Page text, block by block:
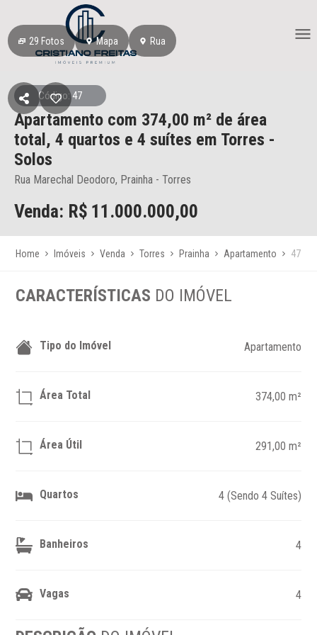
29 Fotos Mapa Rua
Código: 47
Apartamento com 374,00 m² de área
total, 4 quartos e 4 suítes em Torres -
Solos
Rua Marechal Deodoro, Prainha - Torres
Venda: R$ 11.000.000,00
Home Imóveis Venda Torres Prainha Apartamento 47
CARACTERÍSTICAS DO IMÓVEL
Tipo do Imóvel Apartamento
Área Total 374,00 m²
Área Útil 291,00 m²
Quartos 4 (Sendo 4 Suítes)
Banheiros 4
Vagas 4